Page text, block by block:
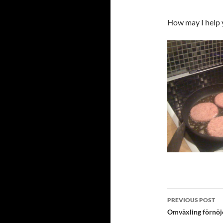
How may I help
Post
PREVIOUS POST
Omväxling